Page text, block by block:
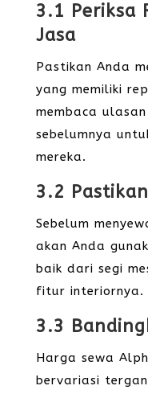
3.1 Periksa
Jasa
Pastikan Anda
yang memiliki
membaca
sebelumnya
mereka.
3.2
Sebelum
akan Anda
baik dari segi
fitur interiornya.
3.3
Harga sewa
bervariasi